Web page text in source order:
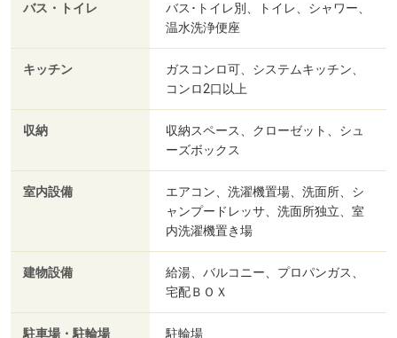
バス・トイレ
バス･トイレ別、トイレ、シャワー、
温水洗浄便座
キッチン
ガスコンロ可、システムキッチン、
コンロ2口以上
収納
収納スペース、クローゼット、シュ
ーズボックス
室内設備
エアコン、洗濯機置場、洗面所、シ
ャンプードレッサ、洗面所独立、室
内洗濯機置き場
建物設備
給湯、バルコニー、プロパンガス、
宅配ＢＯＸ
駐車場・駐輪場 駐輪場